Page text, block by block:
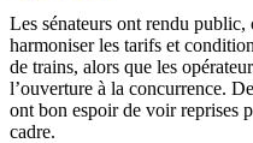
Les sénateurs ont rendu
harmoniser les tarifs et
de trains, alors que les
l’ouverture à la concurrence.
ont bon espoir de voir reprises
cadre.